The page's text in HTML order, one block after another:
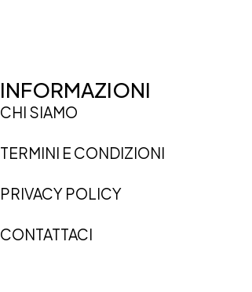
INFORMAZIONI
CHI SIAMO
TERMINI E CONDIZIONI
PRIVACY POLICY
CONTATTACI